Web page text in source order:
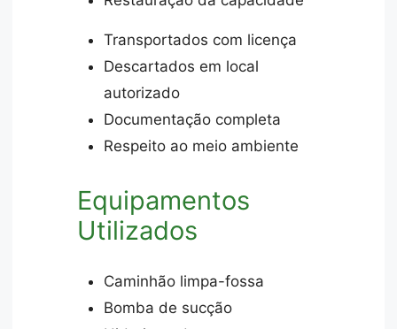
Transportados com licença
Descartados em local
autorizado
Documentação completa
Respeito ao meio ambiente
Equipamentos
Utilizados
Caminhão limpa-fossa
Bomba de sucção